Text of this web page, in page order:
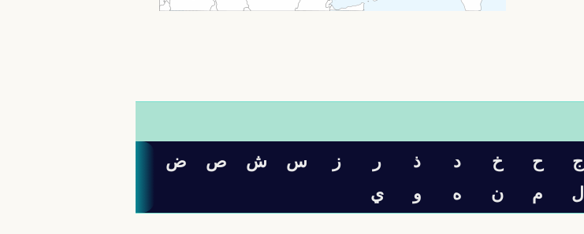
ج ح خ د ذ ر ز س ش ص
ض
ل م ن ه و ي